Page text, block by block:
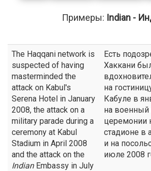
Примеры: Indian -
The Haqqani network is
suspected of having
masterminded the
attack on Kabul's
Serena Hotel in January
2008, the attack on a
military parade during a
ceremony at Kabul
Stadium in April 2008
and the attack on the
IndianEmbassy in July
Есть
Хаккани
на
Кабуле в
на
церемонии
стадионе в
и на
июле 2008